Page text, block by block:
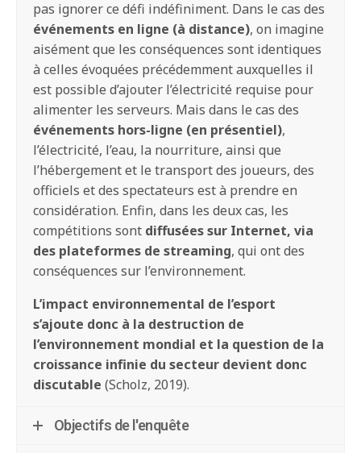
pas ignorer ce défi indéfiniment. Dans le cas des
événements en ligne (à distance), on imagine
aisément que les conséquences sont identiques
à celles évoquées précédemment auxquelles il
est possible d’ajouter l’électricité requise pour
alimenter les serveurs. Mais dans le cas des
événements hors-ligne (en présentiel),
l’électricité, l’eau, la nourriture, ainsi que
l’hébergement et le transport des joueurs, des
officiels et des spectateurs est à prendre en
considération. Enfin, dans les deux cas, les
compétitions sont diffusées sur Internet, via
des plateformes de streaming, qui ont des
conséquences sur l’environnement.
L’impact environnemental de l’esport
s’ajoute donc à la destruction de
l’environnement mondial et la question de la
croissance infinie du secteur devient donc
discutable (Scholz, 2019).
Objectifs de l'enquête